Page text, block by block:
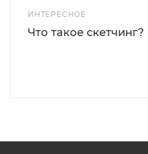
ИНТЕРЕСНОЕ
Что такое скетчинг?